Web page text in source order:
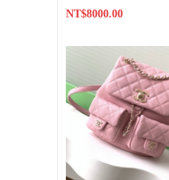
NT$8000.00